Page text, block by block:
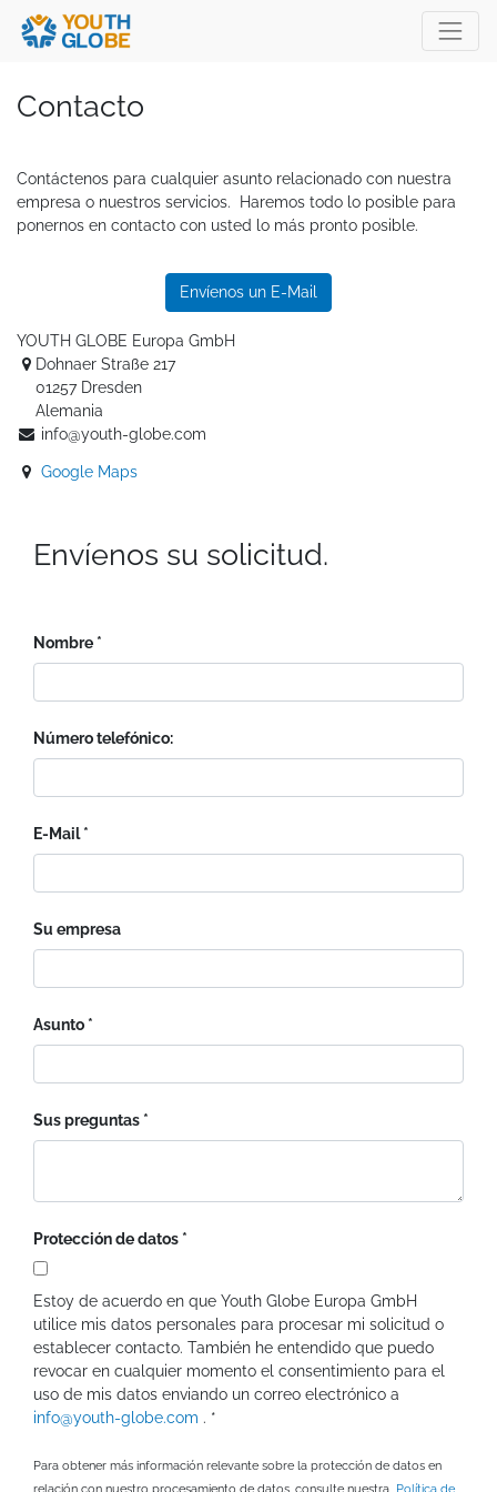
Contacto
Contáctenos para cualquier asunto relacionado con nuestra
empresa o nuestros servicios. Haremos todo lo posible para
ponernos en contacto con usted lo más pronto posible.
Envíenos un E-Mail
YOUTH GLOBE Europa GmbH
Dohnaer Straße 217
01257 Dresden
Alemania
info@youth-globe.com
Google Maps
Envíenos su solicitud.
Nombre
Número telefónico:
E-Mail
Su empresa
Asunto
Sus preguntas
Protección de datos
Estoy de acuerdo en que Youth Globe Europa GmbH
utilice mis datos personales para procesar mi solicitud o
establecer contacto. También he entendido que puedo
revocar en cualquier momento el consentimiento para el
uso de mis datos enviando un correo electrónico a
info@youth-globe.com . *
Para obtener más información relevante sobre la protección de datos en